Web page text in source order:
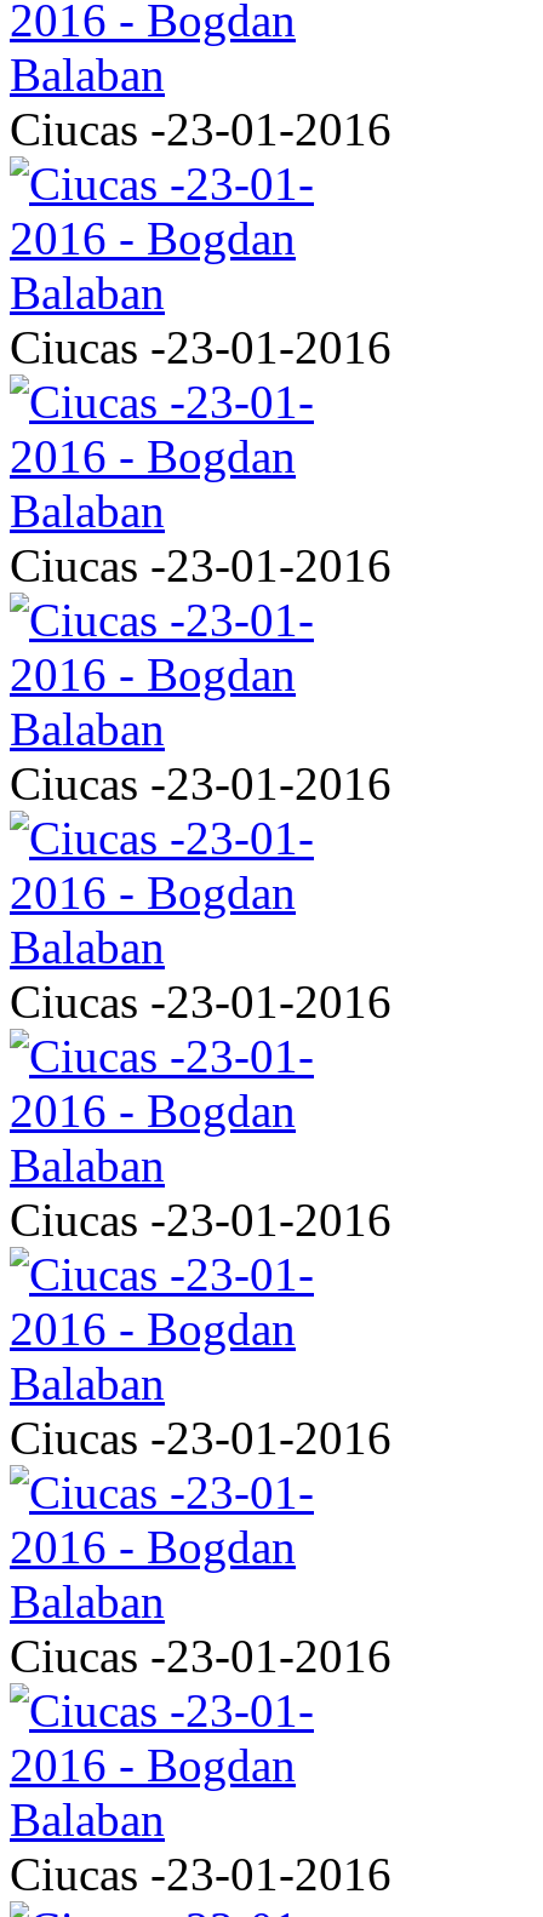
Ciucas -23-01-2016
Ciucas -23-01-2016
Ciucas -23-01-2016
Ciucas -23-01-2016
Ciucas -23-01-2016
Ciucas -23-01-2016
Ciucas -23-01-2016
Ciucas -23-01-2016
Ciucas -23-01-2016